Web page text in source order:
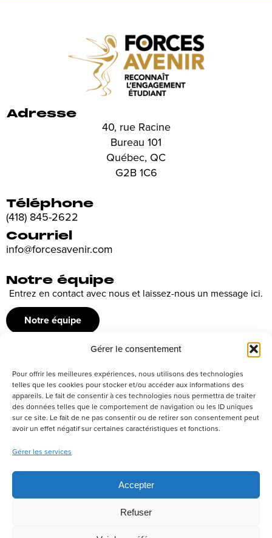
Gérer le consentement
Pour offrir les meilleures expériences, nous utilisons des technologies
telles que les cookies pour stocker et/ou accéder aux informations des
appareils. Le fait de consentir à ces technologies nous permettra de traiter
des données telles que le comportement de navigation ou les ID uniques
sur ce site. Le fait de ne pas consentir ou de retirer son consentement peut
avoir un effet négatif sur certaines caractéristiques et fonctions.
Gérer les services
Accepter
Refuser
Adresse
40, rue Racine
Bureau 101
Québec, QC
G2B 1C6
Téléphone
(418) 845-2622
Courriel
info@forcesavenir.com
Notre équipe
Entrez en contact avec nous et laissez-nous un message ici.
Notre équipe
Recrutement
Découvrez nos offres d’emploi ou envoyez votre candidature
spontanée
Postuler